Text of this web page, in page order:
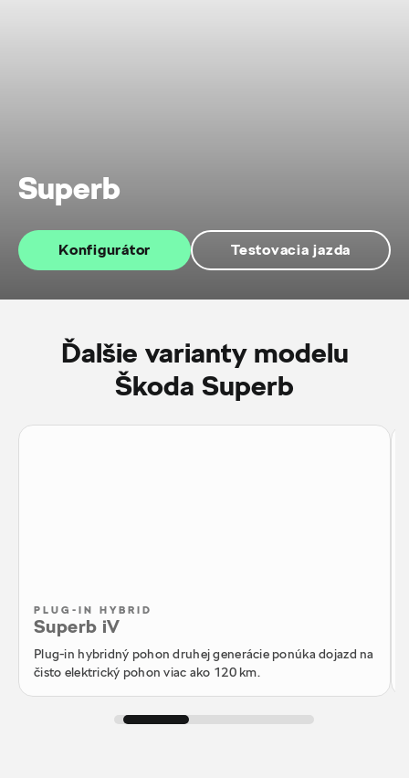
Superb
Konfigurátor Testovacia jazda
Ďalšie varianty modelu
Škoda Superb
PLUG-IN HYBRID
Superb iV
Plug-in hybridný pohon druhej generácie ponúka dojazd na
čisto elektrický pohon viac ako 120 km.